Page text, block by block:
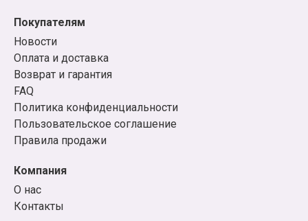
Покупателям
Новости
Оплата и доставка
Возврат и гарантия
FAQ
Политика конфиденциальности
Пользовательское соглашение
Правила продажи
Компания
О нас
Контакты